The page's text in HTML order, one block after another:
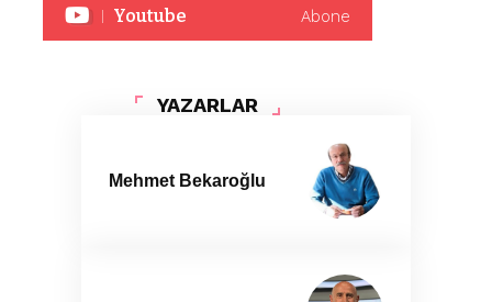
Youtube Abone
YAZARLAR
Mehmet Bekaroğlu